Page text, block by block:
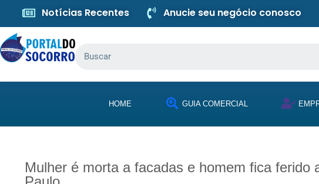
Notícias Recentes Anucie seu negócio conosco
HOME GUIA COMERCIAL
Mulher é morta a facadas e homem fica